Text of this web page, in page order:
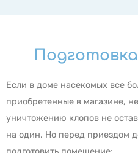
Если в доме насекомых все
приобретенные в магазине,
уничтожению клопов не
на один. Но перед приездом